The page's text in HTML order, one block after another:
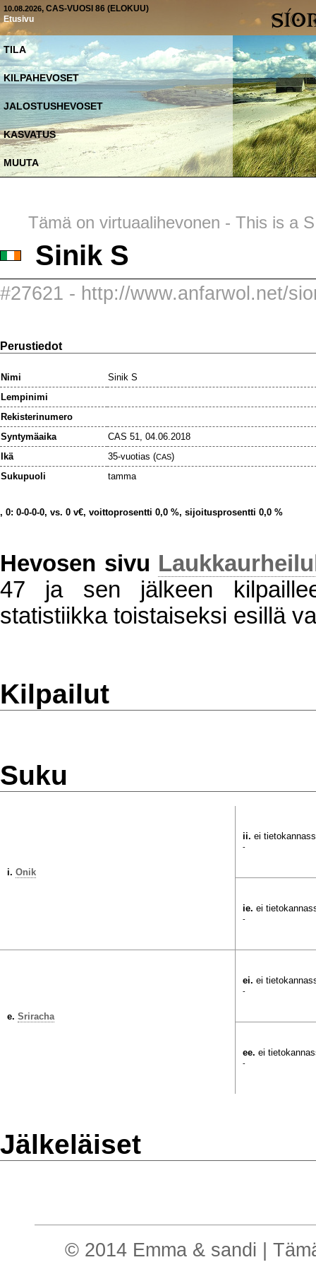
10.08.2026, CAS-VUOSI 86 (ELOKUU)
Etusivu
TILA
KILPAHEVOSET
JALOSTUSHEVOSET
KASVATUS
MUUTA
Tämä on virtuaalihevonen - This is a
Sinik S
#27621 - http://www.anfarwol.net/
Perustiedot
Nimi
Sinik S
Lempinimi
Rekisterinumero
Syntymäaika
CAS 51, 04.06.2018
Ikä
35-vuotias (CAS)
Sukupuoli
tamma
, 0: 0-0-0-0, vs. 0 v€, voittoprosentti 0,0 %, sijoitusprosentti 0,0 %
Hevosen sivu
47 ja sen jälkeen
statistiikka toistaiseksi esillä
Kilpailut
Suku
i. Onik
ii. ei
-
ie. ei
-
e. Sriracha
ei. ei
-
ee. ei
-
Jälkeläiset
© 2014 Emma & sandi |